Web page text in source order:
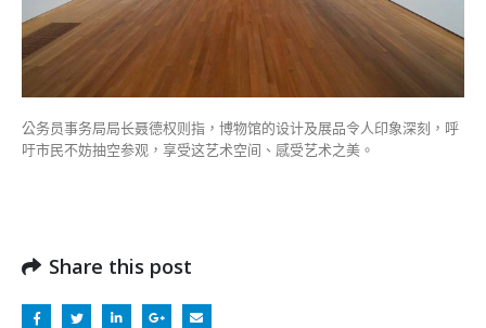
公务员事务局局长聂德权则指，博物馆的设计及展品令人印象深刻，呼
吁市民不妨抽空参观，享受这艺术空间、感受艺术之美。
Share this post